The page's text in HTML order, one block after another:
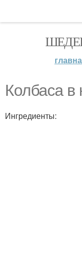
Колбаса в
Ингредиенты: